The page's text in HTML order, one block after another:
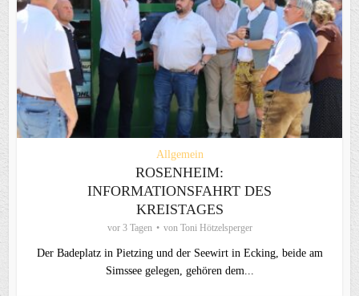
Allgemein
ROSENHEIM:
INFORMATIONSFAHRT DES
KREISTAGES
vor 3 Tagen von Toni Hötzelsperger
Der Badeplatz in Pietzing und der Seewirt in Ecking, beide am
Simssee gelegen, gehören dem...